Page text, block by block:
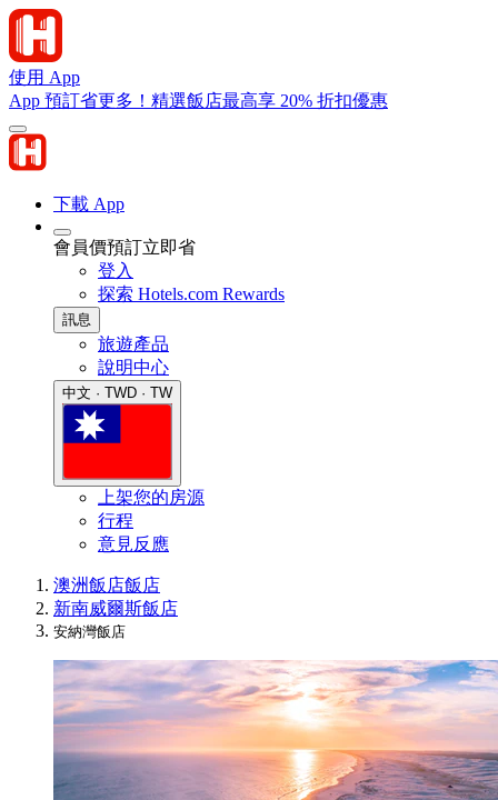
使用 App
App 預訂省更多！精選飯店最高享 20% 折扣優惠
下載 App
會員價預訂立即省
登入
探索 Hotels.com Rewards
訊息
旅遊產品
說明中心
中文 · TWD · TW
上架您的房源
行程
意見反應
澳洲飯店飯店
新南威爾斯飯店
安納灣飯店